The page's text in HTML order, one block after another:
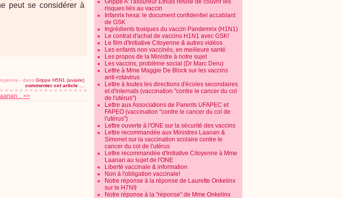
peut se considérer à
- dans Grippe H5N1 (aviaire)
commenter cet article
>>
Grippe A: l'assureur Ethias refuse de couvrir les
risques liés au vaccin
Infanrix hexa: le document confidentiel accablant
de GSK
Ingrédients toxiques du vaccin Pandemrix (H1N1)
Le contrat d'achat de vaccins H1N1 avec GSK!
Le film d'Initiative Citoyenne & autres vidéos
Les enfants non vaccinés, en meilleure santé
Les propos de la Ministre à notre sujet
Les vaccins, problème social (Dr Marc Deru)
Lettre à Mme Maggie De Block sur les vaccins
anti-rotavirus
Lettre à toutes les directions d'écoles secondaires
et d'internats (vaccination "contre le cancer du col
de l'utérus")
Lettre aux Associations de Parents UFAPEC et
FAPEO (vaccination "contre le cancer du col de
l'utérus")
Lettre ouverte à l'ONE sur la sécurité des vaccins
Lettre recommandée aux Ministres Laanan &
Simonet sur la vaccination scolaire contre le
cancer du col de l'utérus
Lettre recommandée d'Initiative Citoyenne à Mme
Laanan au sujet de l'ONE
Liberté vaccinale & information
Non à l'obligation vaccinale!
Notre réponse à la réponse de Laurette Onkelinx
sur le H7N9
Notre réponse à la "réponse" de Mme Onkelinx